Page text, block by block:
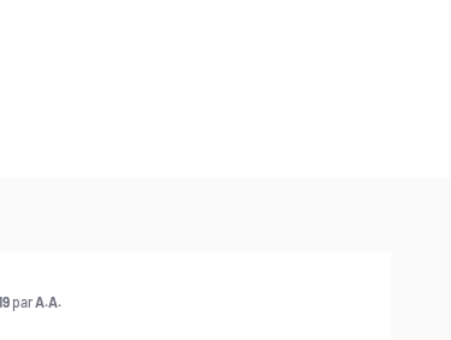
parA.A.